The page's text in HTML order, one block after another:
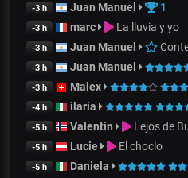
-3 h Juan Manuel 1
-3 h marc La lluvia y yo
-3 h Juan Manuel
-3 h Juan Manuel
-3 h Malex
-4 h ilaria
-5 h Valentin Lejos de
-5 h Lucie El choclo
-5 h Daniela